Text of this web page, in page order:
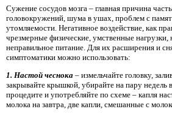
Сужение сосудов мозга – главная причина
головокружений, шума в ушах, проблем с
утомляемости. Негативное воздействие, как
чрезмерные физические, умственные
неправильное питание. Для их расширения и
симптоматики можно использовать:
1. Настой чеснока – измельчайте головку,
закрывайте крышкой, убирайте на пару недель
процедите и употребляйте по схеме – капля
молока на завтра, две капли, смешанные с